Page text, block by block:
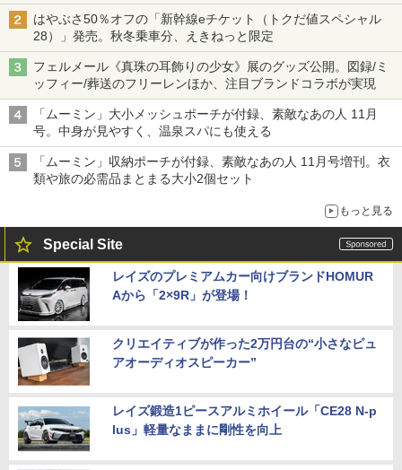
はやぶさ50％オフの「新幹線eチケット（トクだ値スペシャル
28）」発売。秋冬乗車分、えきねっと限定
フェルメール《真珠の耳飾りの少女》展のグッズ公開。図録/ミ
ッフィー/葬送のフリーレンほか、注目ブランドコラボが実現
「ムーミン」大小メッシュポーチが付録、素敵なあの人 11月
号。中身が見やすく、温泉スパにも使える
「ムーミン」収納ポーチが付録、素敵なあの人 11月号増刊。衣
類や旅の必需品まとまる大小2個セット
もっと見る
Special Site
レイズのプレミアムカー向けブランドHOMUR
Aから「2×9R」が登場！
クリエイティブが作った2万円台の“小さなピュ
アオーディオスピーカー”
レイズ鍛造1ピースアルミホイール「CE28 N-p
lus」軽量なままに剛性を向上